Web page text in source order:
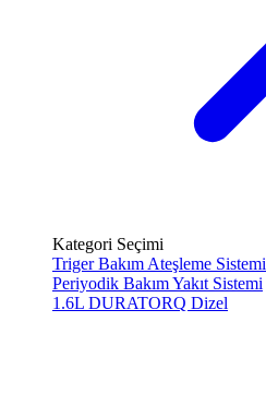
Kategori Seçimi
Triger Bakım Ateşleme Sistemi
Periyodik BakımYakıt Sistemi
1.6L DURATORQ Dizel